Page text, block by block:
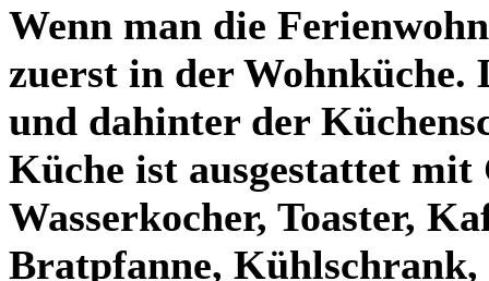
Wenn man die
zuerst in der
und dahinter der
Küche ist ausgestattet
Wasserkocher, Toaster,
Bratpfanne,